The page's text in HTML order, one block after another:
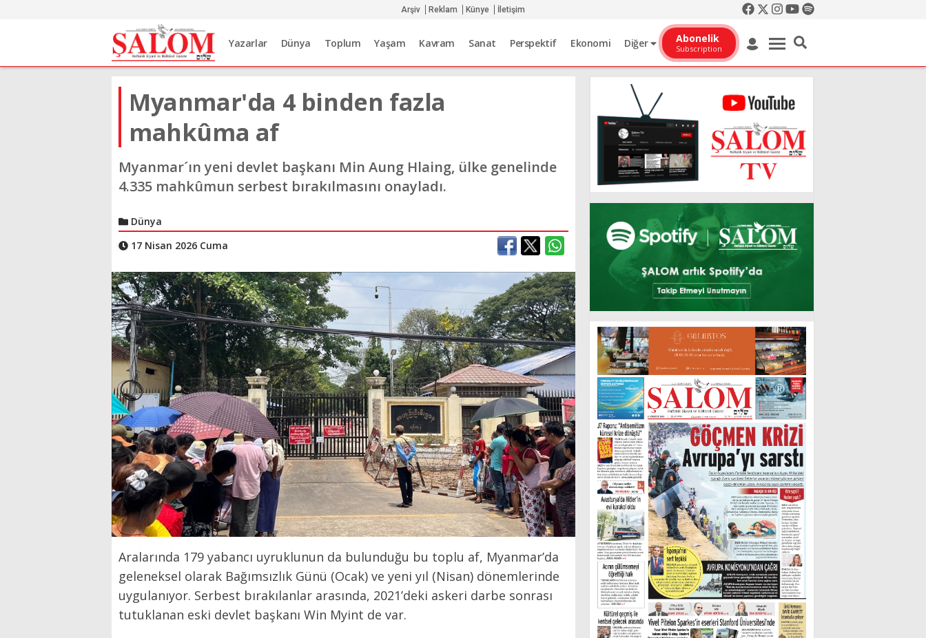
Arşiv Reklam Künye İletişim
Yazarlar Dünya Toplum Yaşam Kavram Sanat Perspektif Ekonomi Diğer Abonelik
Subscription
Myanmar'da 4 binden fazla
mahkûma af
Myanmar´ın yeni devlet başkanı Min Aung Hlaing, ülke genelinde
4.335 mahkûmun serbest bırakılmasını onayladı.
Dünya
17 Nisan 2026 Cuma
Aralarında 179 yabancı uyruklunun da bulunduğu bu toplu af, Myanmar’da
geleneksel olarak Bağımsızlık Günü (Ocak) ve yeni yıl (Nisan) dönemlerinde
uygulanıyor. Serbest bırakılanlar arasında, 2021’deki askeri darbe sonrası
tutuklanan eski devlet başkanı Win Myint de var.